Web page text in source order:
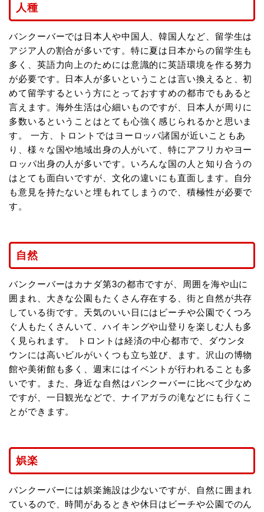
人種
バンクーバーでは日本人や中国人、韓国人など、留学生は
アジア人の割合が多いです。特に夏は日本からの留学生も
多く、英語力向上のためには意識的に英語環境を作る努力
が必要です。日本人が多いということは言い換えると、初
めて留学するという方にとっておすすめの都市でもあると
言えます。海外生活は心細いものですが、日本人が周りに
多数いるということはとても心強く感じられるかと思いま
す。 一方、トロントではヨーロッパ諸国が近いこともあ
り、様々な国や地域出身の人がいて、特にアフリカやヨー
ロッパ出身の人が多いです。いろんな国の人と知り合うの
はとても面白いですが、文化の違いにも直面します。自分
も意見を持たないと埋もれてしまうので、積極性が必要で
す。
自然
バンクーバーはカナダ第3の都市ですが、周囲を海や山に
囲まれ、大きな公園もたくさん存在する、街と自然が共存
している街です。天気のいい日にはビーチや公園でくつろ
ぐ人もたくさんいて、ハイキングや山登りを楽しむ人も多
く見られます。 トロントは経済の中心都市で、ダウンタ
ウンには高いビルがいくつも立ち並び、ます。沢山の博物
館や美術館も多く、週末にはイベントが行われることも多
いです。また、身近な自然はバンクーバーに比べて少なめ
ですが、一日観光などで、ナイアガラの滝などにも行くこ
とができます。
娯楽
バンクーバーには娯楽施設は少ないですが、自然に囲まれ
ているので、時間があるときや休日はビーチや公園でのん